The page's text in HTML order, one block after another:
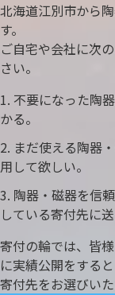
北海道江別市から
す。
ご自宅や会社に次
さい。
不要になった陶
かる。
まだ使える陶器
用して欲しい。
陶器・磁器を信
している寄付先に送
寄付の輪では、皆
に実績公開をすると
寄付先をお選びいた